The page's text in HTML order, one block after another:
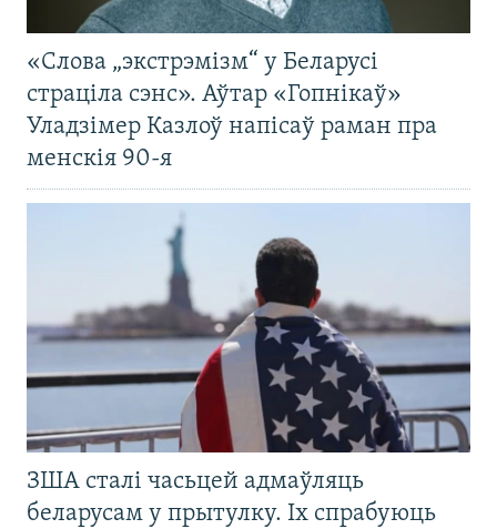
«Слова „экстрэмізм“ у Беларусі
страціла сэнс». Аўтар «Гопнікаў»
Уладзімер Казлоў напісаў раман пра
менскія 90-я
ЗША сталі часьцей адмаўляць
беларусам у прытулку. Іх спрабуюць